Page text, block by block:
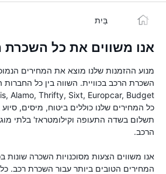
בַּיִת
אנו משווים את כל השכרת
מנוע ההזמנות שלנו מוצא את המחירים
השכרת הרכב בכוויית. השווה בין כל החברות
כל המחירים שלנו כוללים ביטוח, מיסים,
תשלום בשדה התעופה וקילומטראז' בלתי
הרכב.
אנו משווים הצעות מסוכנויות השכרה שונות
המחירים הטובים ביותר עבור השכרת רכב.